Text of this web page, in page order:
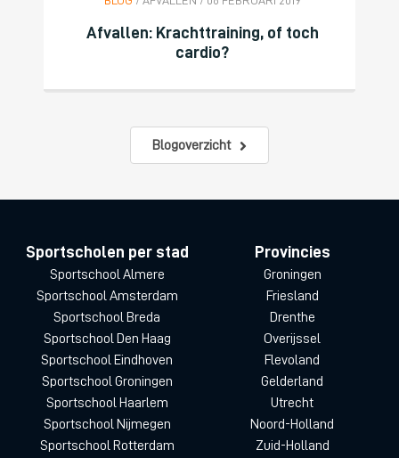
Afvallen: Krachttraining, of toch
cardio?
Blogoverzicht
Sportscholen per stad
Sportschool Almere
Sportschool Amsterdam
Sportschool Breda
Sportschool Den Haag
Sportschool Eindhoven
Sportschool Groningen
Sportschool Haarlem
Sportschool Nijmegen
Sportschool Rotterdam
Provincies
Groningen
Friesland
Drenthe
Overijssel
Flevoland
Gelderland
Utrecht
Noord-Holland
Zuid-Holland